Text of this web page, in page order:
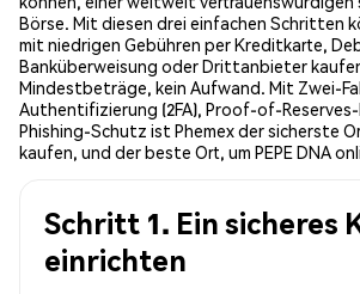
Börse. Mit diesen drei einfachen Schritten
mit niedrigen Gebühren per Kreditkarte,
Banküberweisung oder Drittanbieter
Mindestbeträge, kein Aufwand. Mit Zwei-
Authentifizierung (2FA), Proof-of-
Phishing-Schutz ist Phemex der sicherste
kaufen, und der beste Ort, um PEPE DNA
Schritt 1. Ein sicheres
einrichten